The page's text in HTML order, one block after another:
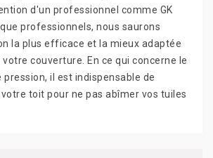
d'un professionnel comme GK
professionnels, nous saurons
la plus efficace et la mieux adaptée
couverture. En ce qui concerne le
il est indispensable de
toit pour ne pas abîmer vos tuiles